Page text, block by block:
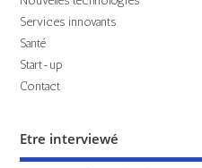
Services innovants
Santé
Start-up
Contact
Etre interviewé